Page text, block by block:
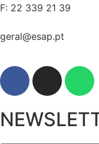
F: 22 339 21 39
geral@esap.pt